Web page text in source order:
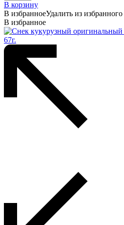
В корзину
В избранноеУдалить из избранного
В избранное